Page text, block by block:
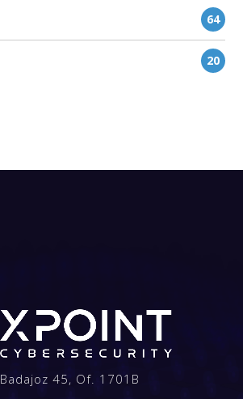
64
20
Badajoz 45, Of. 1701B